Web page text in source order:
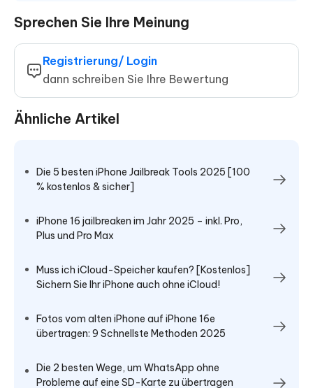
Sprechen Sie Ihre Meinung
Registrierung/ Login
dann schreiben Sie Ihre Bewertung
Ähnliche Artikel
Die 5 besten iPhone Jailbreak Tools 2025 [100
% kostenlos & sicher]
iPhone 16 jailbreaken im Jahr 2025 – inkl. Pro,
Plus und Pro Max
Muss ich iCloud-Speicher kaufen? [Kostenlos]
Sichern Sie Ihr iPhone auch ohne iCloud!
Fotos vom alten iPhone auf iPhone 16e
übertragen: 9 Schnellste Methoden 2025
Die 2 besten Wege, um WhatsApp ohne
Probleme auf eine SD-Karte zu übertragen